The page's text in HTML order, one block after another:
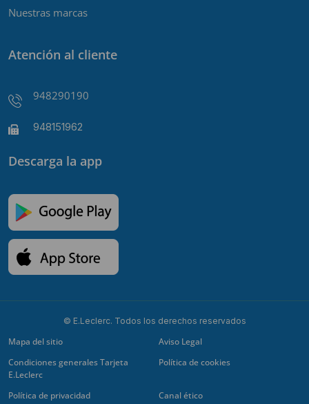
Nuestras marcas
Atención al cliente
948290190
948151962
Descarga la app
© E.Leclerc. Todos los derechos reservados
Mapa del sitio
Aviso Legal
Condiciones generales Tarjeta
E.Leclerc
Política de cookies
Política de privacidad Canal ético